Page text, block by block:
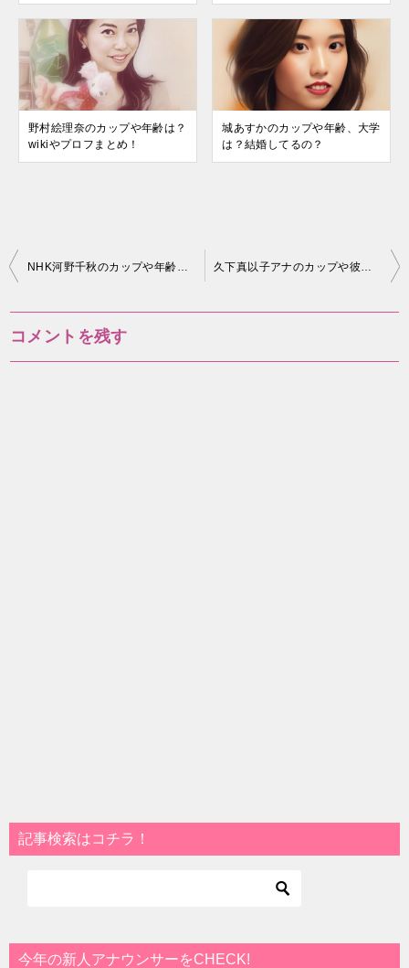
野村絵理奈のカップや年齢は？
wikiやプロフまとめ！
城あすかのカップや年齢、大学
は？結婚してるの？
投
NHK河野千秋のカップや年齢は？結婚や離婚の噂や大学まとめ！ 久下真以子アナのカップや彼氏は大谷翔平？
コメントを残す
記事検索はコチラ！
今年の新人アナウンサーをCHECK!